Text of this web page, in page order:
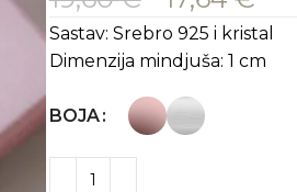
Sastav: Srebro 925 i kristal
Dimenzija mindjuša: 1 cm
BOJA